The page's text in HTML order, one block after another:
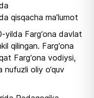
qisqacha ma’lumot
yilda Farg‘ona davlat
qilingan. Farg‘ona
Farg‘ona vodiysi,
nufuzli oliy o‘quv